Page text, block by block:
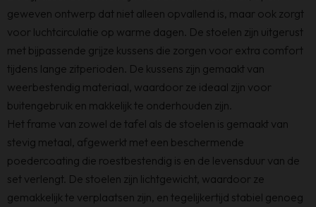
geweven ontwerp dat niet alleen opvallend is, maar ook zorgt
voor luchtcirculatie op warme dagen. De stoelen zijn uitgerust
met bijpassende grijze kussens die zorgen voor extra comfort
tijdens lange zitperioden. De kussens zijn gemaakt van
weerbestendig materiaal, waardoor ze ideaal zijn voor
buitengebruik en makkelijk te onderhouden zijn.
Het frame van zowel de tafel als de stoelen is gemaakt van
stevig metaal, afgewerkt met een beschermende
poedercoating die roestbestendig is en de levensduur van de
set verlengt. De stoelen zijn lichtgewicht, waardoor ze
gemakkelijk te verplaatsen zijn, en tegelijkertijd stabiel genoeg